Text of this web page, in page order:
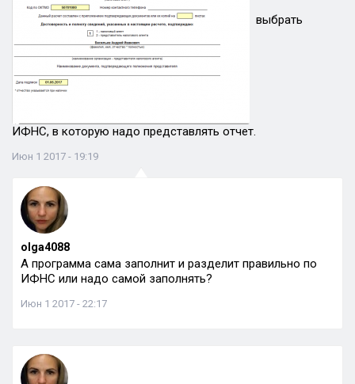
выбрать
ИФНС, в которую надо представлять отчет.
Июн 1 2017 - 19:19
olga4088
А программа сама заполнит и разделит правильно по
ИФНС или надо самой заполнять?
Июн 1 2017 - 22:17